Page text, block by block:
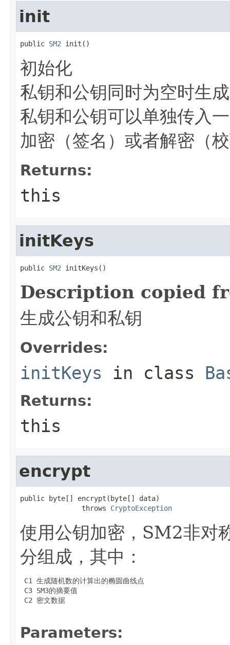
init
public SM2 init()
初始化
私钥和公钥同时为空时生
私钥和公钥可以单独传入
加密（签名）或者解密（
Returns:
this
initKeys
public SM2 initKeys()
Description copied
生成公钥和私钥
Overrides:
initKeys in class
Returns:
this
encrypt
public byte[] encrypt(byte[] data)
               throws
CryptoException
使用公钥加密，SM2非对
分组成，其中：
C1 生成随机数的计算出的椭圆曲线点
C3 SM3的摘要值
C2 密文数据
Parameters: